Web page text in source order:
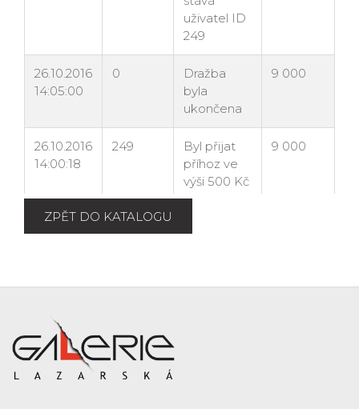
ZPĚT DO KATALOGU